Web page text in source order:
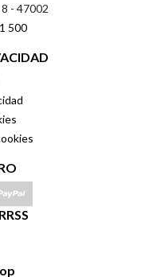
- 47002
500